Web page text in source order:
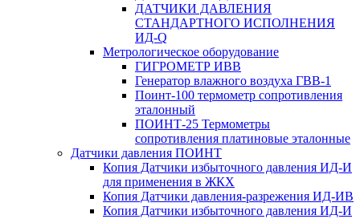
ДАТЧИКИ ДАВЛЕНИЯ
СТАНДАРТНОГО ИСПОЛНЕНИЯ
ИД-Q
Метрологическое оборудование
ГИГРОМЕТР ИВВ
Генератор влажного воздуха ГВВ-1
Поинт-100 термометр сопротивления
эталонный
ПОИНТ-25 Термометры
сопротивления платиновые эталонные
Датчики давления ПОИНТ
Копия Датчики избыточного давления ИД-И
для применения в ЖКХ
Копия Датчики давления-разрежения ИД-ИВ
Копия Датчики избыточного давления ИД-И